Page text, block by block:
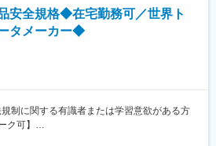
社ヴィッツ＞
recruit/growth/#anchor01
度
古屋本社、新横浜拠点のものとも連携進めな
だきます。
員・パートナー社員含めて８名ほどの組織
安全規格◆在宅勤務可／世界ト
タメーカー◆
規制に関する有識者または学習意欲がある方
ク可】